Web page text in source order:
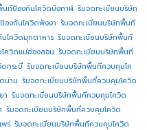
นทีป้องกันโควิดบึงกาฬ รับจดทะเบียนบริษัท
องกันโควิดพังงา รับจดทะเบียนบริษัทพื้นที
โควิดมุกดาหาร รับจดทะเบียนบริษัทพื้นที
ควิดแม่ฮ่องสอน รับจดทะเบียนบริษัทพื้นที่
กระบี่ รับจดทะเบียนบริษัทพื้นที่ควบคุมโค
น่าน รับจดทะเบียนบริษัทพื้นที่ควบคุมโควิด
า รับจดทะเบียนบริษัทพื้นที่ควบคุมโควิด
รับจดทะเบียนบริษัทพื้นที่ควบคุมโควิด
ร่ รับจดทะเบียนบริษัทพื้นที่ควบคุมโควิด